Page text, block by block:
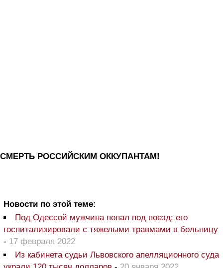
СМЕРТЬ РОССИЙСКИМ ОККУПАНТАМ!
Новости по этой теме:
Под Одессой мужчина попал под поезд: его
госпитализировали с тяжелыми травмами в больницу
- 17 февраля 2022
Из кабинета судьи Львовского апелляционного суда